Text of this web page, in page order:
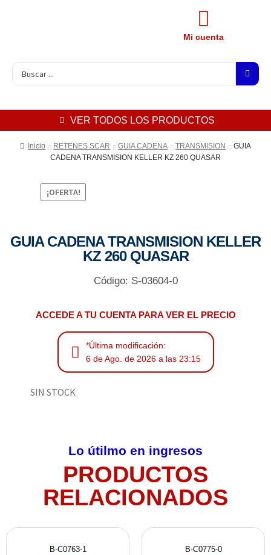
Mi cuenta
VER TODOS LOS PRODUCTOS
Inicio RETENES SCAR GUIA CADENA TRANSMISION
GUIA
CADENA TRANSMISION KELLER KZ 260 QUASAR
¡OFERTA!
GUIA CADENA TRANSMISION KELLER
KZ 260 QUASAR
Código: S-03604-0
ACCEDE A TU CUENTA PARA VER EL PRECIO
*Última modificación:
6 de Ago. de 2026 a las 23:15
SIN STOCK
Lo útilmo en ingresos
PRODUCTOS
RELACIONADOS
B-C0763-1 B-C0775-0